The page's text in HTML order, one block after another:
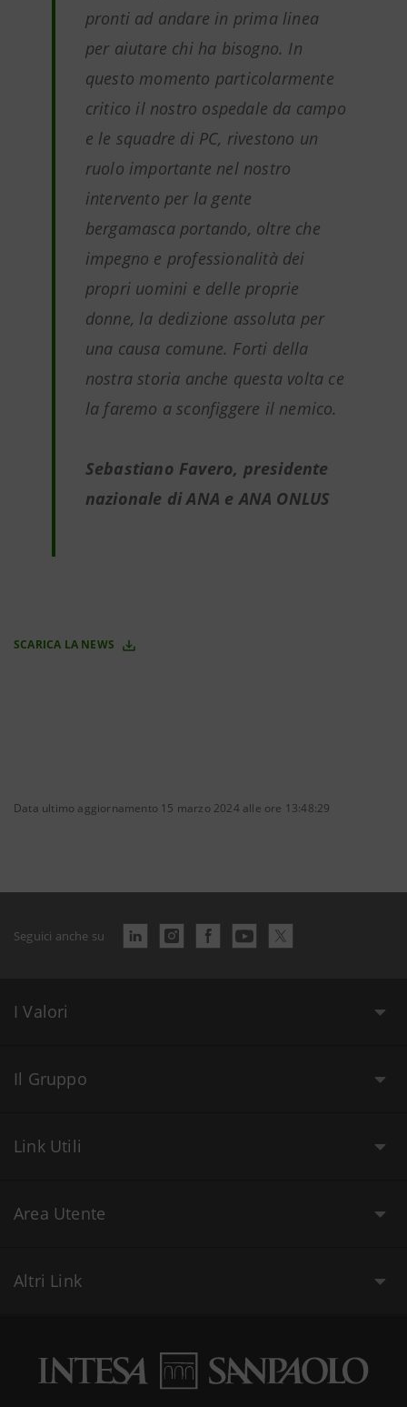
pronti ad andare in prima linea
per aiutare chi ha bisogno. In
questo momento particolarmente
critico il nostro ospedale da campo
e le squadre di PC, rivestono un
ruolo importante nel nostro
intervento per la gente
bergamasca portando, oltre che
impegno e professionalità dei
propri uomini e delle proprie
donne, la dedizione assoluta per
una causa comune. Forti della
nostra storia anche questa volta ce
la faremo a sconfiggere il nemico.
Sebastiano Favero, presidente
nazionale di ANA e ANA ONLUS
SCARICA LA NEWS
Data ultimo aggiornamento 15 marzo 2024 alle ore 13:48:29
Seguici anche su
I Valori
Il Gruppo
Link Utili
Area Utente
Altri Link